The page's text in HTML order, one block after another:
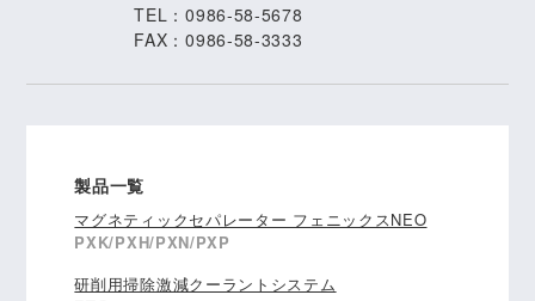
TEL：0986-58-5678
FAX：0986-58-3333
製品一覧
マグネティックセパレーター フェニックスNEO
PXK/PXH/PXN/PXP
研削用掃除激減クーラントシステム